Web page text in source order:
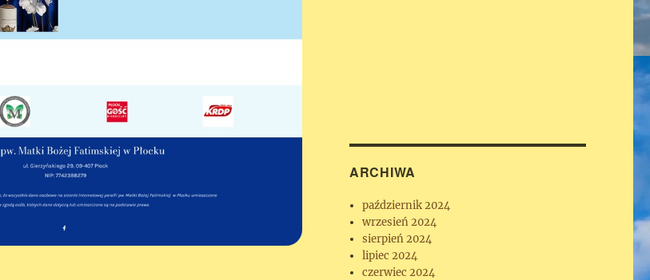
ARCHIWA
październik 2024
wrzesień 2024
sierpień 2024
lipiec 2024
czerwiec 2024